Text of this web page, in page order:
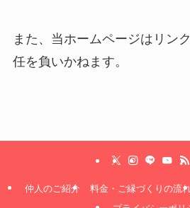
また、当ホームページはリン
任を負いかねます。
仲人のご紹介 料金・ご縁づくりの流